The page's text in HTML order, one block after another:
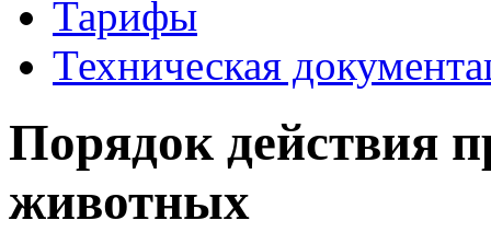
Тарифы
Техническая
Порядок действия
животных